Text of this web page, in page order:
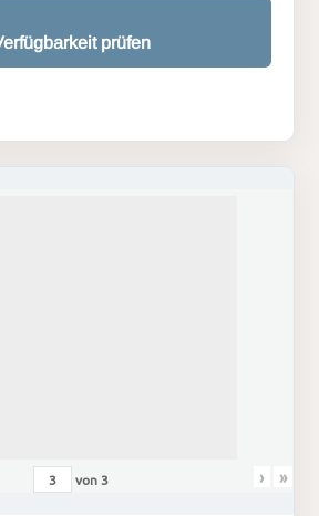
prüfen
von3 › »